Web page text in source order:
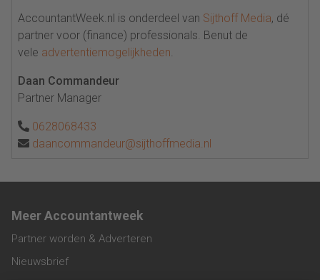
AccountantWeek.nl is onderdeel van Sijthoff Media, dé
partner voor (finance) professionals. Benut de
vele advertentiemogelijkheden
Daan Commandeur
Partner Manager
0628068433
daancommandeur@sijthoffmedia.nl
Meer Accountantweek
Partner worden & Adverteren
Nieuwsbrief